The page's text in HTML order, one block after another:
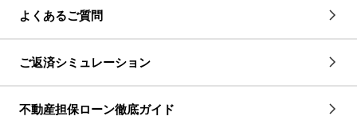
よくあるご質問
ご返済シミュレーション
不動産担保ローン徹底ガイド